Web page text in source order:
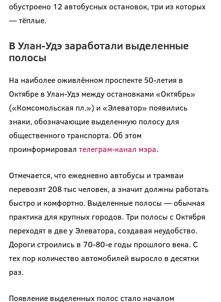
обустроено 12 автобусных остановок, три из которых
— тёплые.
В Улан-Удэ заработали выделенные
полосы
На наиболее оживлённом проспекте 50-летия в
Октябре в Улан-Удэ между остановками «Октябрь»
(«Комсомольская пл.») и «Элеватор» появились
знаки, обозначающие выделенную полосу для
общественного транспорта. Об этом
проинформировал телеграм-канал мэра.
Отмечается, что ежедневно автобусы и трамваи
перевозят 208 тыс человек, а значит должны работать
быстро и комфортно. Выделенные полосы — обычная
практика для крупных городов. Три полосы с Октября
переходят в две у Элеватора, создавая неудобство.
Дороги строились в 70-80-е годы прошлого века. С
тех пор количество автомобилей выросло в десятки
раз.
Появление выделенных полос стало началом